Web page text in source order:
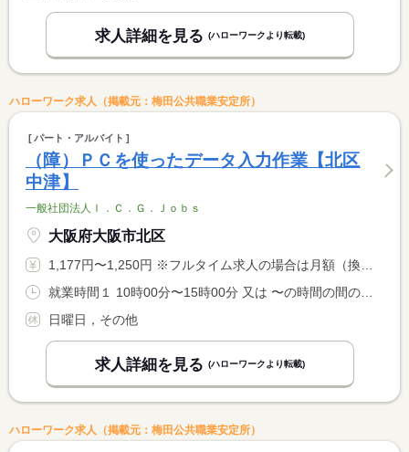
求人詳細を見る (ハローワークより転載)
ハローワーク求人（掲載元：梅田公共職業安定所）
パート・アルバイト
（障）ＰＣを使ったデータ入力作業【北区
中津】
一般社団法人Ｉ．Ｃ．Ｇ．Ｊｏｂｓ
大阪府大阪市北区
1,177円〜1,250円 ※フルタイム求人の場合は月額（換算額）、パート求人の場合は時間額を表示しています。
就業時間１ 10時00分〜15時00分 又は 〜の時間の間の4時間
日曜日，その他
求人詳細を見る (ハローワークより転載)
ハローワーク求人（掲載元：梅田公共職業安定所）